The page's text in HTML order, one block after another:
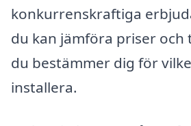
konkurrenskraftiga
du kan jämföra priser och
du bestämmer dig för
installera.